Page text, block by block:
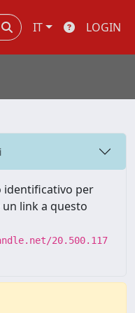
IT LOGIN
identificativo per
link a questo
20.500.117